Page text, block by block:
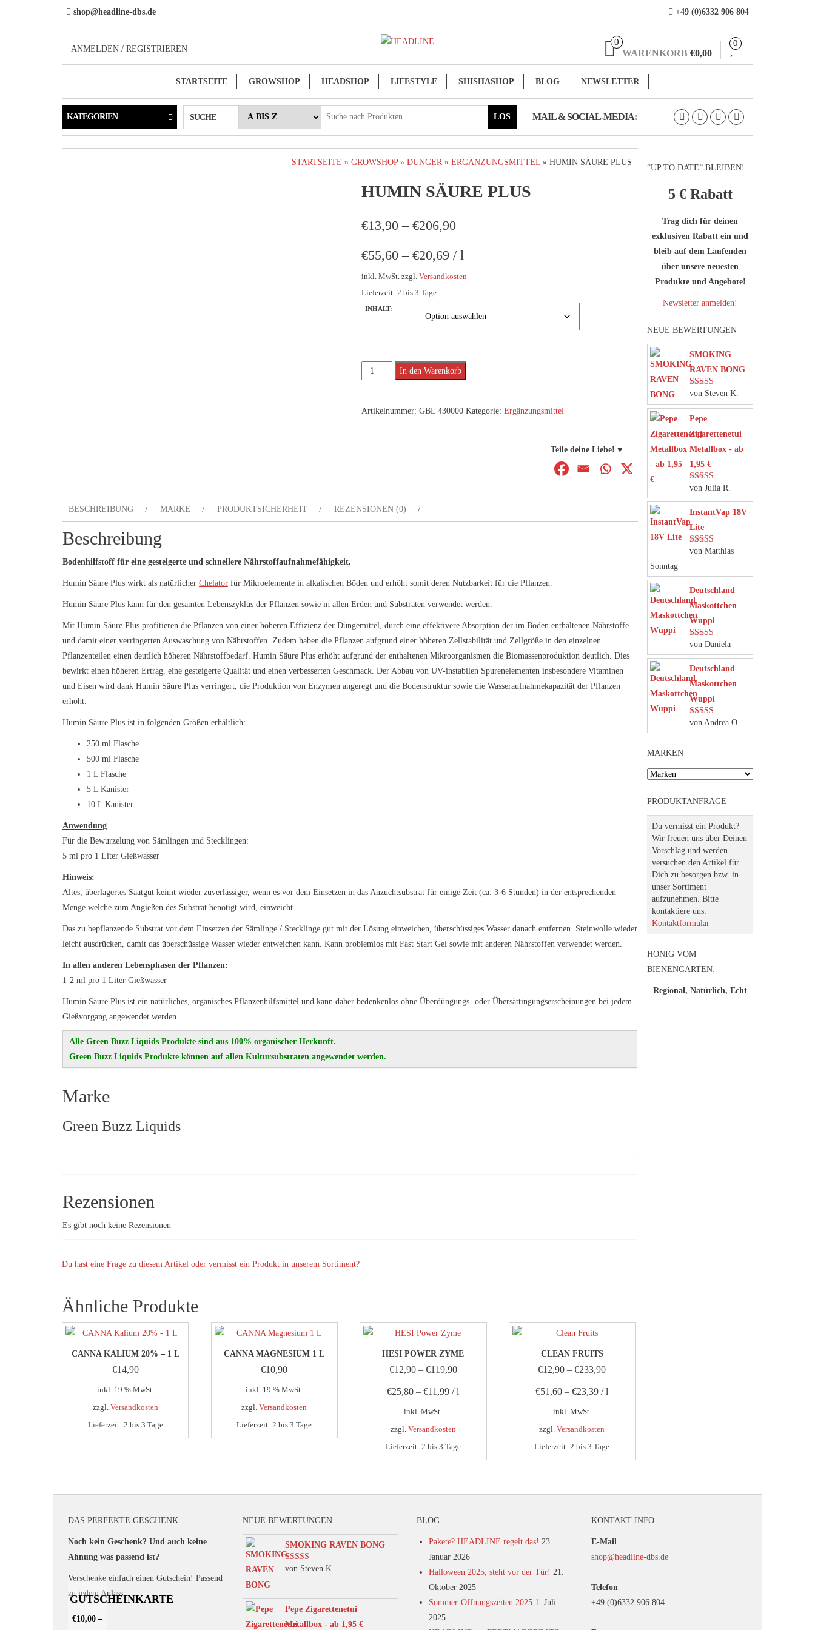
shop@headline-dbs.de +49 (0)6332 906 804
ANMELDEN / REGISTRIEREN
0
WARENKORB €0,00
0
STARTSEITE GROWSHOP HEADSHOP LIFESTYLE SHISHASHOP BLOG NEWSLETTER
KATEGORIEN SUCHE LOS MAIL & SOCIAL-MEDIA:
STARTSEITE » GROWSHOP» DÜNGER» ERGÄNZUNGSMITTEL » HUMIN SÄURE PLUS
HUMIN SÄURE PLUS
€13,90 – €206,90
€55,60 – €20,69 / l
inkl. MwSt. zzgl. Versandkosten
Lieferzeit: 2 bis 3 Tage
INHALT:
Humin
Menge
In den Warenkorb
Artikelnummer: GBL 430000 Kategorie: Ergänzungsmittel
Teile deine Liebe! ♥
BESCHREIBUNG MARKE PRODUKTSICHERHEIT REZENSIONEN (0)
Beschreibung
Bodenhilfstoff für eine gesteigerte und schnellere Nährstoffaufnahmefähigkeit.
Humin Säure Plus wirkt als natürlicher Chelator für Mikroelemente in alkalischen Böden und erhöht somit deren Nutzbarkeit für die Pflanzen.
Humin Säure Plus kann für den gesamten Lebenszyklus der Pflanzen sowie in allen Erden und Substraten verwendet werden.
Mit Humin Säure Plus profitieren die Pflanzen von einer höheren Effizienz der Düngemittel, durch eine effektivere Absorption der im Boden enthaltenen Nährstoffe
und damit einer verringerten Auswaschung von Nährstoffen. Zudem haben die Pflanzen aufgrund einer höheren Zellstabilität und Zellgröße in den einzelnen
Pflanzenteilen einen deutlich höheren Nährstoffbedarf. Humin Säure Plus erhöht aufgrund der enthaltenen Mikroorganismen die Biomassenproduktion deutlich. Dies
bewirkt einen höheren Ertrag, eine gesteigerte Qualität und einen verbesserten Geschmack. Der Abbau von UV-instabilen Spurenelementen insbesondere Vitaminen
und Eisen wird dank Humin Säure Plus verringert, die Produktion von Enzymen angeregt und die Bodenstruktur sowie die Wasseraufnahmekapazität der Pflanzen
erhöht.
Humin Säure Plus ist in folgenden Größen erhältlich:
250 ml Flasche
500 ml Flasche
1 L Flasche
5 L Kanister
10 L Kanister
Anwendung
Für die Bewurzelung von Sämlingen und Stecklingen:
5 ml pro 1 Liter Gießwasser
Hinweis:
Altes, überlagertes Saatgut keimt wieder zuverlässiger, wenn es vor dem Einsetzen in das Anzuchtsubstrat für einige Zeit (ca. 3-6 Stunden) in der entsprechenden
Menge welche zum Angießen des Substrat benötigt wird, einweicht.
Das zu bepflanzende Substrat vor dem Einsetzen der Sämlinge / Stecklinge gut mit der Lösung einweichen, überschüssiges Wasser danach entfernen. Steinwolle wieder
leicht ausdrücken, damit das überschüssige Wasser wieder entweichen kann. Kann problemlos mit Fast Start Gel sowie mit anderen Nährstoffen verwendet werden.
In allen anderen Lebensphasen der Pflanzen:
1-2 ml pro 1 Liter Gießwasser
Humin Säure Plus ist ein natürliches, organisches Pflanzenhilfsmittel und kann daher bedenkenlos ohne Überdüngungs- oder Übersättingungserscheinungen bei jedem
Gießvorgang angewendet werden.
Alle Green Buzz Liquids Produkte sind aus 100% organischer Herkunft.
Green Buzz Liquids Produkte können auf allen Kultursubstraten angewendet werden.
Marke
Green Buzz Liquids
Rezensionen
Es gibt noch keine Rezensionen
Du hast eine Frage zu diesem Artikel oder vermisst ein Produkt in unserem Sortiment?
Ähnliche Produkte
CANNA KALIUM 20% – 1 L
€14,90
inkl. 19 % MwSt.
zzgl. Versandkosten
Lieferzeit: 2 bis 3 Tage
CANNA MAGNESIUM 1 L
€10,90
inkl. 19 % MwSt.
zzgl.Versandkosten
Lieferzeit:2 bis 3 Tage
HESI POWER ZYME
€12,90– €119,90
€25,80 –€11,99 /l
inkl. MwSt.
zzgl. Versandkosten
Lieferzeit: 2 bis 3 Tage
weist
Varianten
auf.
Die
Optionen
können
auf
der
CLEAN FRUITS
€12,90 –€233,90
€51,60 –€23,39 /l
inkl. MwSt.
zzgl.Versandkosten
Lieferzeit:2 bis 3 Tage
weist
Varianten
können
“UP TO DATE” BLEIBEN!
5 € Rabatt
Trag dich für deinen
exklusiven Rabatt ein und
bleib auf dem Laufenden
über unsere neuesten
Produkte und Angebote!
Newsletter anmelden!
NEUE BEWERTUNGEN
SMOKING
RAVEN BONG
Bewertet mit
5von 5
von Steven K.
Pepe
Zigarettenetui
Metallbox - ab
1,95 €
Bewertet mit
5von 5
von Julia R.
InstantVap 18V
Lite
Bewertet mit
von Matthias
Sonntag
Deutschland
Maskottchen
Wuppi
Bewertet mit
5von 5
von Daniela
Deutschland
Maskottchen
Wuppi
Bewertet mit
5von 5
von Andrea O.
MARKEN
PRODUKTANFRAGE
Du vermisst ein Produkt?
Wir freuen uns über Deinen
Vorschlag und werden
versuchen den Artikel für
Dich zu besorgen bzw. in
unser Sortiment
aufzunehmen. Bitte
kontaktiere uns:
Kontaktformular
HONIG VOM
BIENENGARTEN:
Regional, Natürlich, Echt
DAS PERFEKTE GESCHENK
Noch kein Geschenk? Und auch keine
Ahnung was passend ist?
Verschenke einfach einen Gutschein! Passend
zu jedem Anlass.
GUTSCHEINKARTE
€10,00 –
NEUE BEWERTUNGEN
SMOKING RAVEN BONG
Bewertet mit
von Steven K.
Pepe Zigarettenetui
Metallbox - ab 1,95 €
BLOG
Pakete? HEADLINE regelt das! 23.
Januar 2026
Halloween 2025, steht vor der Tür! 21.
Oktober 2025
Sommer-Öffnungszeiten 2025 1. Juli
2025
KONTAKT INFO
E-Mail
shop@headline-dbs.de
Telefon
+49 (0)6332 906 804